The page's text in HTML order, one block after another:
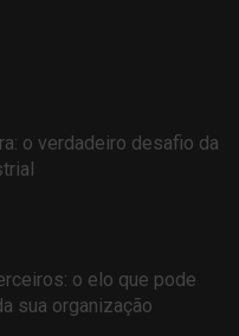
o verdadeiro desafio da
o elo que pode
sua organização